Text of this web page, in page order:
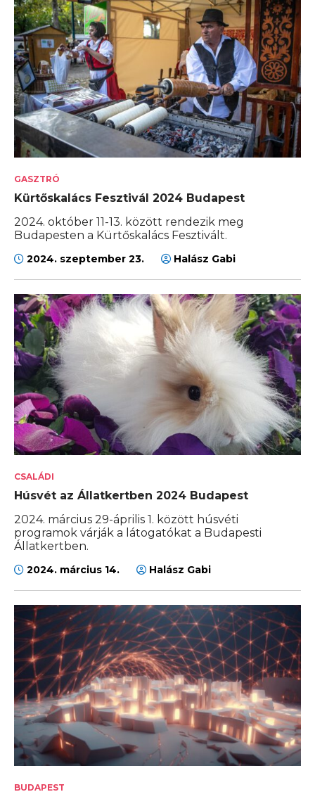
GASZTRÓ
Kürtőskalács Fesztivál 2024 Budapest
2024. október 11-13. között rendezik meg
Budapesten a Kürtőskalács Fesztivált.
2024. szeptember 23. Halász Gabi
CSALÁDI
Húsvét az Állatkertben 2024 Budapest
2024. március 29-április 1. között húsvéti
programok várják a látogatókat a Budapesti
Állatkertben.
2024. március 14. Halász Gabi
BUDAPEST